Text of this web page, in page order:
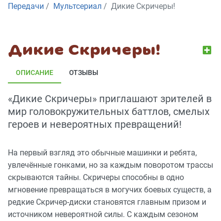
Передачи Мультсериал Дикие Скричеры!
Дикие Скричеры!
ОПИСАНИЕ ОТЗЫВЫ
«Дикие Скричеры» приглашают зрителей в
мир головокружительных баттлов, смелых
героев и невероятных превращений!
На первый взгляд это обычные машинки и ребята,
увлечённые гонками, но за каждым поворотом трассы
скрываются тайны. Скричеры способны в одно
мгновение превращаться в могучих боевых существ, а
редкие Скричер-диски становятся главным призом и
источником невероятной силы. С каждым сезоном